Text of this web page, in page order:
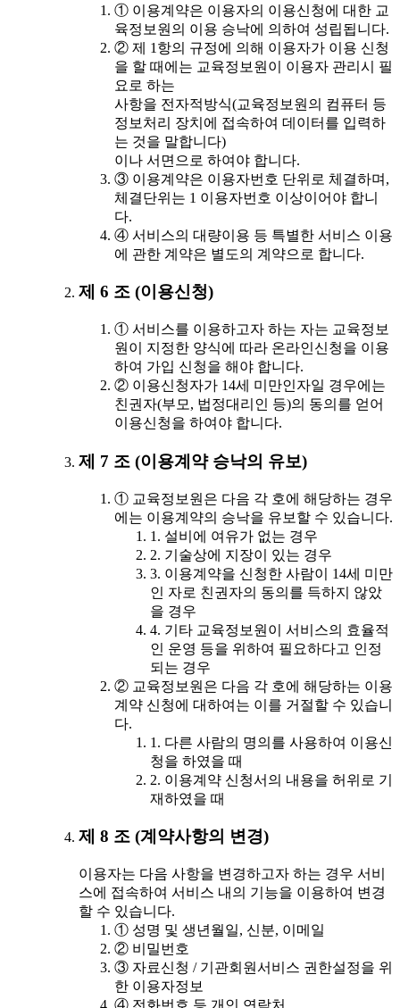
① 이용계약은 이용자의 이용신청에 대한 교
육정보원의 이용 승낙에 의하여 성립됩니다.
② 제 1항의 규정에 의해 이용자가 이용 신청
을 할 때에는 교육정보원이 이용자 관리시 필
요로 하는
사항을 전자적방식(교육정보원의 컴퓨터 등
정보처리 장치에 접속하여 데이터를 입력하
는 것을 말합니다)
이나 서면으로 하여야 합니다.
③ 이용계약은 이용자번호 단위로 체결하며,
체결단위는 1 이용자번호 이상이어야 합니
다.
④ 서비스의 대량이용 등 특별한 서비스 이용
에 관한 계약은 별도의 계약으로 합니다.
제 6 조 (이용신청)
① 서비스를 이용하고자 하는 자는 교육정보
원이 지정한 양식에 따라 온라인신청을 이용
하여 가입 신청을 해야 합니다.
② 이용신청자가 14세 미만인자일 경우에는
친권자(부모, 법정대리인 등)의 동의를 얻어
이용신청을 하여야 합니다.
제 7 조 (이용계약 승낙의 유보)
① 교육정보원은 다음 각 호에 해당하는 경우
에는 이용계약의 승낙을 유보할 수 있습니다.
1. 설비에 여유가 없는 경우
2. 기술상에 지장이 있는 경우
3. 이용계약을 신청한 사람이 14세 미만
인 자로 친권자의 동의를 득하지 않았
을 경우
4. 기타 교육정보원이 서비스의 효율적
인 운영 등을 위하여 필요하다고 인정
되는 경우
② 교육정보원은 다음 각 호에 해당하는 이용
계약 신청에 대하여는 이를 거절할 수 있습니
다.
1. 다른 사람의 명의를 사용하여 이용신
청을 하였을 때
2. 이용계약 신청서의 내용을 허위로 기
재하였을 때
제 8 조 (계약사항의 변경)
이용자는 다음 사항을 변경하고자 하는 경우 서비
스에 접속하여 서비스 내의 기능을 이용하여 변경
할 수 있습니다.
① 성명 및 생년월일, 신분, 이메일
② 비밀번호
③ 자료신청 / 기관회원서비스 권한설정을 위
한 이용자정보
④ 전화번호 등 개인 연락처